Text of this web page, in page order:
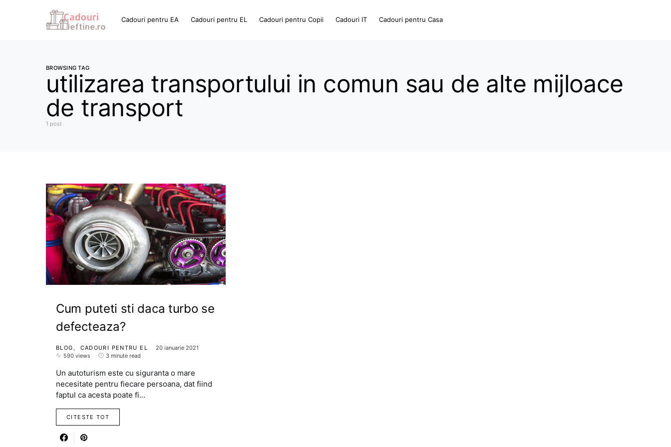
Cadouri pentru EA Cadouri pentru EL Cadouri pentru Copii Cadouri IT Cadouri pentru Casa
BROWSING TAG
utilizarea transportului in comun sau de alte mijloace
de transport
1 post
Cum puteti sti daca turbo se
defecteaza?
BLOG CADOURI PENTRU EL
20 ianuarie 2021
590 views
3 minute read
Un autoturism este cu siguranta o mare
necesitate pentru fiecare persoana, dat fiind
faptul ca acesta poate fi…
CITESTE TOT